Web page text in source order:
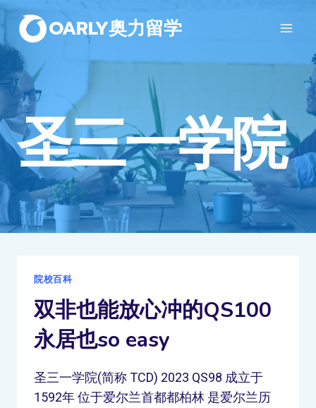
OARLY奥力留学
圣三一学院
院校百科
双非也能放心冲的QS100
永居也so easy
圣三一学院(简称 TCD) 2023 QS98 成立于
1592年 位于爱尔兰首都都柏林 是爱尔兰历